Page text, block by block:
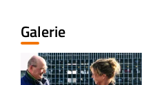
Galerie